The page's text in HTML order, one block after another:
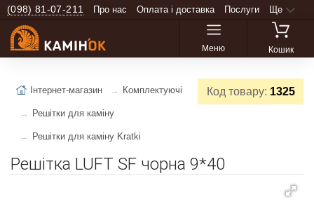
(098) 81-07-211 Про нас Оплата і доставка Послуги Ще
Меню Кошик
Код товару: 1325
Інтернет-магазин Комплектуючі
Решітки для каміну
Решітки для каміну Kratki
Решітка LUFT SF чорна 9*40